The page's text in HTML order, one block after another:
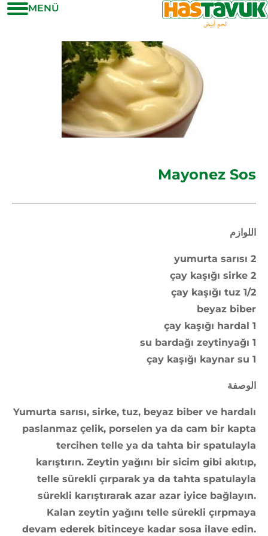
MENÜ
Mayonez Sos
اللوازم
2 yumurta sarısı
2 çay kaşığı sirke
1/2 çay kaşığı tuz
beyaz biber
1 çay kaşığı hardal
1 su bardağı zeytinyağı
1 çay kaşığı kaynar su
الوصفة
Yumurta sarısı, sirke, tuz, beyaz biber ve hardalı
paslanmaz çelik, porselen ya da cam bir kapta
tercihen telle ya da tahta bir spatulayla
karıştırın. Zeytin yağını bir sicim gibi akıtıp,
telle sürekli çırparak ya da tahta spatulayla
sürekli karıştırarak azar azar iyice bağlayın.
Kalan zeytin yağını telle sürekli çırpmaya
devam ederek bitinceye kadar sosa ilave edin.